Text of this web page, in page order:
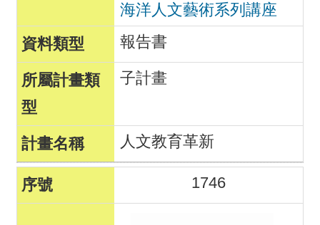
海洋人文藝術系列講座
報告書
子計畫
人文教育革新
1746